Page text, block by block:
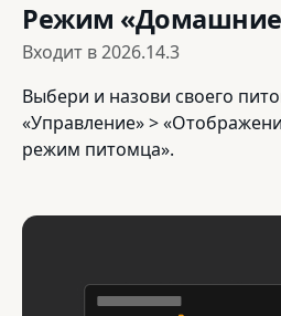
Режим
Входит в2026.14.3
Выбери и назови своего
«Управление» >
режим питомца».